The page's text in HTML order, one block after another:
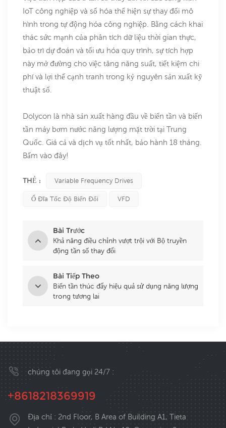
IoT công nghiệp và số hóa thể hiện sự thay đổi mô
hình trong tự động hóa công nghiệp. Bằng cách khai
thác sức mạnh của phân tích dữ liệu thời gian thực,
bảo trì dự đoán và tối ưu hóa quy trình, sự tích hợp
này mở đường cho việc tăng năng suất, tiết kiệm chi
phí và lợi thế cạnh tranh trong kỷ nguyên sản xuất kỹ
thuật số.
Dolycon là nhà sản xuất hàng đầu về biến tần và biến
tần máy bơm nước năng lượng mặt trời tại Trung
Quốc. Giá cả và dịch vụ tốt nhất, bảo hành 18 tháng.
Bấm vào đây!
THẺ : Variable Frequency Drives
Ổ Đĩa Tốc Độ Biến Đổi VFD
Bài Trước
Khả năng điều chỉnh vượt trội với Bộ truyền
động tần số thay đổi
Bài Tiếp Theo
Biến tần thúc đẩy hiệu quả sử dụng năng lượng
trong tương lai
chúng tôi đang gọi 24/7 :
+8618218369919
Địa chỉ : 2nd Floor, B Area of Building A1, Tieta